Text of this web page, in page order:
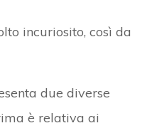
incuriosito, così da
due diverse
è relativa ai